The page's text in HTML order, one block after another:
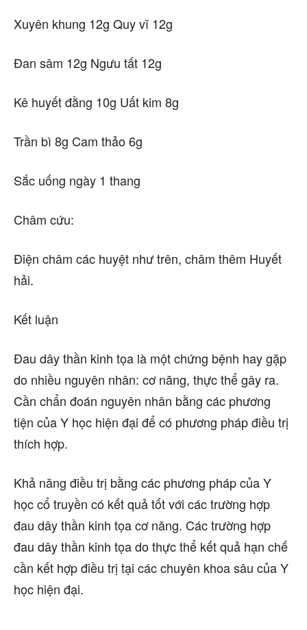
Xuyên khung 12g Quy vĩ 12g
Đan sâm 12g Ngưu tất 12g
Kê huyết đằng 10g Uất kim 8g
Trần bì 8g Cam thảo 6g
Sắc uống ngày 1 thang
Châm cứu:
Điện châm các huyệt như trên, châm thêm Huyết
hải.
Kết luận
Đau dây thần kinh tọa là một chứng bệnh hay gặp
do nhiều nguyên nhân: cơ năng, thực thể gây ra.
Cần chẩn đoán nguyên nhân bằng các phương
tiện của Y học hiện đại để có phương pháp điều trị
thích hợp.
Khả năng điều trị bằng các phương pháp của Y
học cổ truyền có kết quả tốt với các trường hợp
đau dây thần kinh tọa cơ năng. Các trường hợp
đau dây thần kinh tọa do thực thể kết quả hạn chế
cần kết hợp điều trị tại các chuyên khoa sâu của Y
học hiện đại.